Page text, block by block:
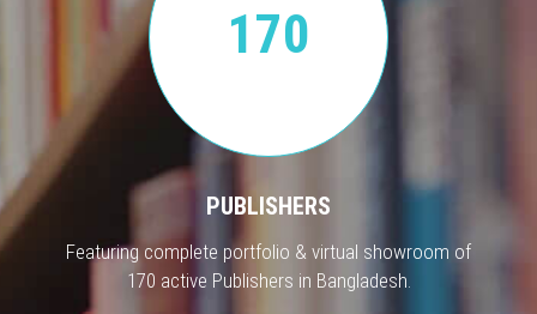
170
PUBLISHERS
Featuring complete portfolio & virtual showroom of
170 active Publishers in Bangladesh.